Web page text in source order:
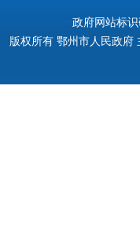
政府网站标
版权所有 鄂州市人民政府